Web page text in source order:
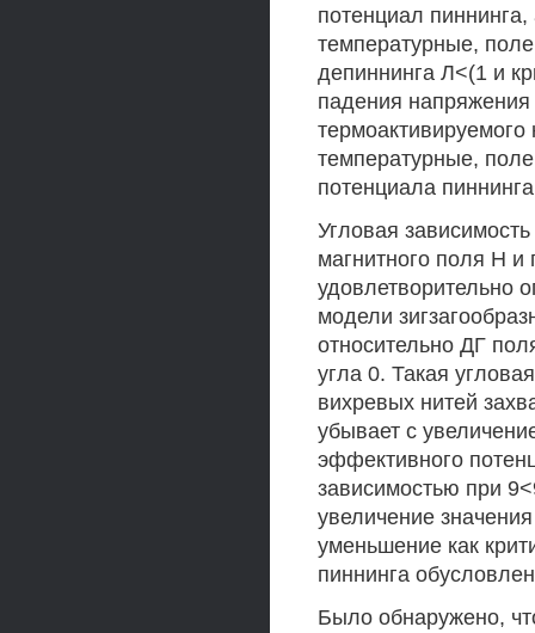
потенциал
температурные,
депиннинга Л<(1 и
падения
температурные,
потенциала
Угловая
магнитного поля Н и
удовлетворительно
модели
относительно ДГ
угла 0. Такая
вихревых нитей
убывает с
эффективного
зависимостью при
увеличение
уменьшение как
пиннинга
Было обнаружено,